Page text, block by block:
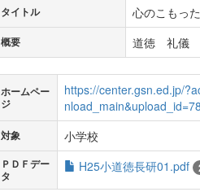
タイトル 心のこもっ
概要 道徳 礼儀
ホームペー
ジ
https://center.gsn.ed.jp/
対象 小学校
ＰＤＦデー
タ
H25小道徳長研01.pdf